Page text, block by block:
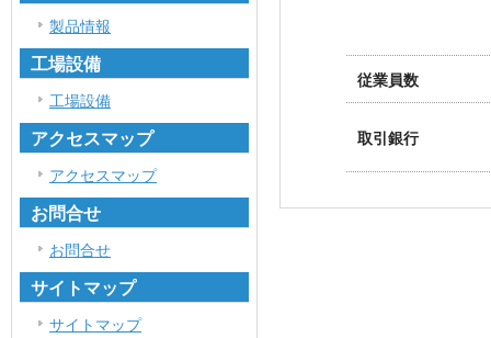
従業員数
取引銀行
製品情報
工場設備
工場設備
アクセスマップ
アクセスマップ
お問合せ
お問合せ
サイトマップ
サイトマップ